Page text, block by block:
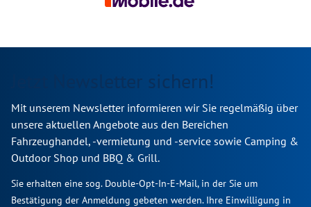
Jetzt Newsletter sichern!
Mit unserem Newsletter informieren wir Sie regelmäßig über
unsere aktuellen Angebote aus den Bereichen
Fahrzeughandel, -vermietung und -service sowie Camping &
Outdoor Shop und BBQ & Grill.
Sie erhalten eine sog. Double-Opt-In-E-Mail, in der Sie um
Bestätigung der Anmeldung gebeten werden. Ihre Einwilligung in